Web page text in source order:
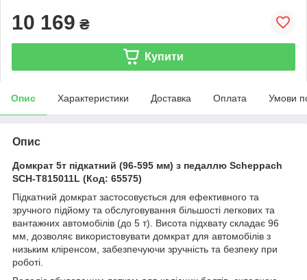
10 169 ₴
Купити
Опис Характеристики Доставка Оплата Умови
Опис
Домкрат 5т підкатний (96-595 мм) з педаллю Scheppach
SCH-T815011L (Код: 65575)
Підкатний домкрат застосовується для ефективного та
зручного підйому та обслуговування більшості легкових та
вантажних автомобілів (до 5 т). Висота підхвату складає 96
мм, дозволяє використовувати домкрат для автомобілів з
низьким кліренсом, забезпечуючи зручність та безпеку при
роботі.